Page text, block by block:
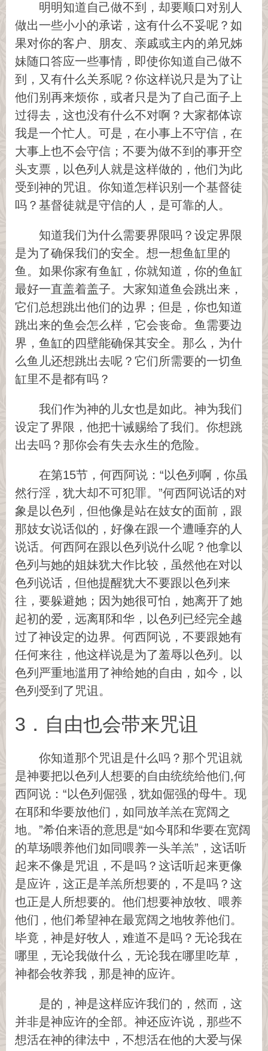
明明知道自己做不到，却要顺口对别人
做出一些小小的承诺，这有什么不妥呢？如
果对你的客户、朋友、亲戚或主内的弟兄姊
妹随口答应一些事情，即使你知道自己做不
到，又有什么关系呢？你这样说只是为了让
他们别再来烦你，或者只是为了自己面子上
过得去，这也没有什么不对啊？大家都体谅
我是一个忙人。可是，在小事上不守信，在
大事上也不会守信；不要为做不到的事开空
头支票，以色列人就是这样做的，他们为此
受到神的咒诅。你知道怎样识别一个基督徒
吗？基督徒就是守信的人，是可靠的人。
知道我们为什么需要界限吗？设定界限
是为了确保我们的安全。想一想鱼缸里的
鱼。如果你家有鱼缸，你就知道，你的鱼缸
最好一直盖着盖子。大家知道鱼会跳出来，
它们总想跳出他们的边界；但是，你也知道
跳出来的鱼会怎么样，它会丧命。鱼需要边
界，鱼缸的四壁能确保其安全。那么，为什
么鱼儿还想跳出去呢？它们所需要的一切鱼
缸里不是都有吗？
我们作为神的儿女也是如此。神为我们
设定了界限，他把十诫赐给了我们。你想跳
出去吗？那你会有失去永生的危险。
在第15节，何西阿说：“以色列啊，你虽
然行淫，犹大却不可犯罪。”何西阿说话的对
象是以色列，但他像是站在妓女的面前，跟
那妓女说话似的，好像在跟一个遭唾弃的人
说话。何西阿在跟以色列说什么呢？他拿以
色列与她的姐妹犹大作比较，虽然他在对以
色列说话，但他提醒犹大不要跟以色列来
往，要躲避她；因为她很可怕，她离开了她
起初的爱，远离耶和华，以色列已经完全越
过了神设定的边界。何西阿说，不要跟她有
任何来往，他这样说是为了羞辱以色列。以
色列严重地滥用了神给她的自由，如今，以
色列受到了咒诅。
3．自由也会带来咒诅
你知道那个咒诅是什么吗？那个咒诅就
是神要把以色列人想要的自由统统给他们,何
西阿说：“以色列倔强，犹如倔强的母牛。现
在耶和华要放他们，如同放羊羔在宽阔之
地。”希伯来语的意思是“如今耶和华要在宽阔
的草场喂养他们如同喂养一头羊羔”，这话听
起来不像是咒诅，不是吗？这话听起来更像
是应许，这正是羊羔所想要的，不是吗？这
也正是人所想要的。他们想要神放牧、喂养
他们，他们希望神在最宽阔之地牧养他们。
毕竟，神是好牧人，难道不是吗？无论我在
哪里，无论我做什么，无论我在哪里吃草，
神都会牧养我，那是神的应许。
是的，神是这样应许我们的，然而，这
并非是神应许的全部。神还应许说，那些不
想活在神的律法中，不想活在他的大爱与保